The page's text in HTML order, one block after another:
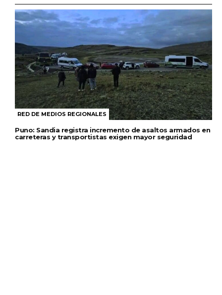
RED DE MEDIOS REGIONALES
Puno: Sandia registra incremento de asaltos armados en
carreteras y transportistas exigen mayor seguridad